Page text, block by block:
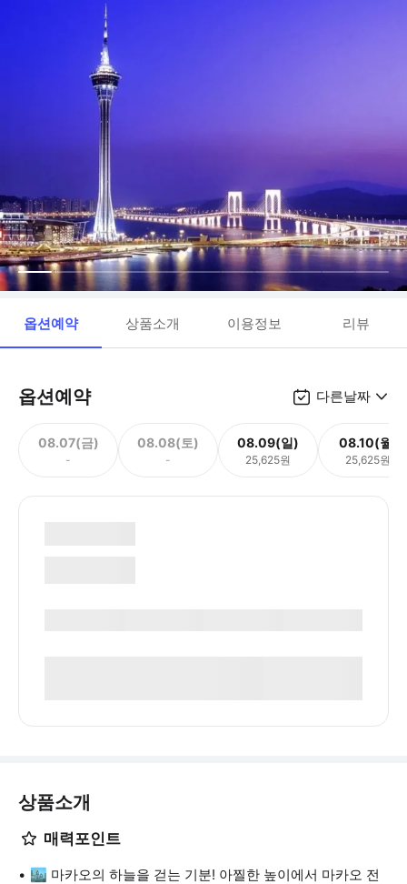
옵션예약 상품소개 이용정보 리뷰
옵션예약 다른날짜
08.07(금)
-
08.08(토)
-
08.09(일)
25,625원
08.10(월)
25,625원
상품소개
매력포인트
🏙️ 마카오의 하늘을 걷는 기분! 아찔한 높이에서 마카오 전